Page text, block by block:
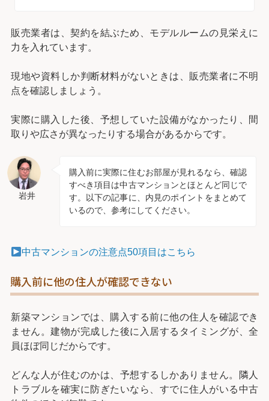
販売業者は、契約を結ぶため、モデルルームの見栄えに
力を入れています。
現地や資料しか判断材料がないときは、販売業者に不明
点を確認しましょう。
実際に購入した後、予想していた設備がなかったり、間
取りや広さが異なったりする場合があるからです。
岩井
購入前に実際に住むお部屋が見れるなら、確認
すべき項目は中古マンションとほとんど同じで
す。以下の記事に、内見のポイントをまとめて
いるので、参考にしてください。
中古マンションの注意点50項目はこちら
購入前に他の住人が確認できない
新築マンションでは、購入する前に他の住人を確認でき
ません。建物が完成した後に入居するタイミングが、全
員ほぼ同じだからです。
どんな人が住むのかは、予想するしかありません。隣人
トラブルを確実に防ぎたいなら、すでに住人がいる中古